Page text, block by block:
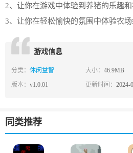
2、让你在游戏中体验到养猪的乐趣和
3、让你在轻松愉快的氛围中体验农场
游戏信息
分类： 休闲益智 大小：46.9MB
版本： v1.0.01 更新时间：2024-
同类推荐